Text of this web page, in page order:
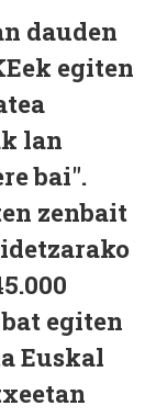
dauden
egiten
lan
bai".
zenbait
egiten
Euskal